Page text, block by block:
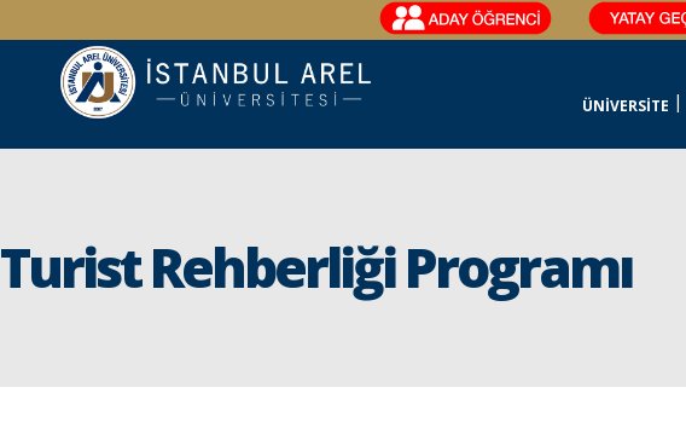
ÜNİVERSİTE
Turist Rehberliği Programı